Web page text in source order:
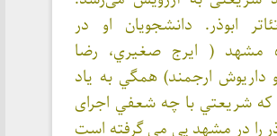
ابوذر. دانشجويان او در
مشهد ( ايرج صغيري، رضا
داريوش ارجمند) همگي به ياد
كه شريعتي با چه شعفي اجرای
را در مشهد پی می گرفته است